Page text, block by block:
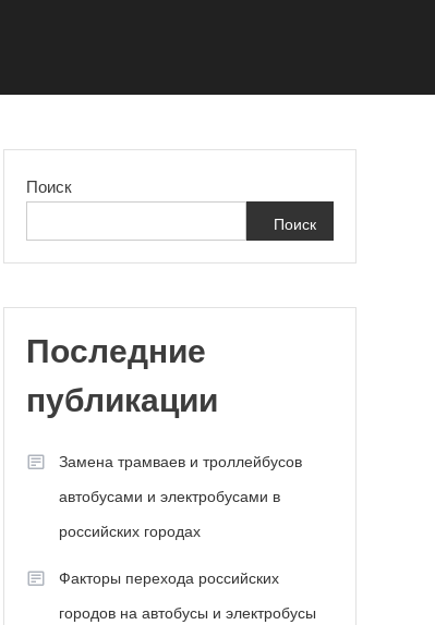
Поиск
Поиск
Последние
публикации
Замена трамваев и троллейбусов
автобусами и электробусами в
российских городах
Факторы перехода российских
городов на автобусы и электробусы